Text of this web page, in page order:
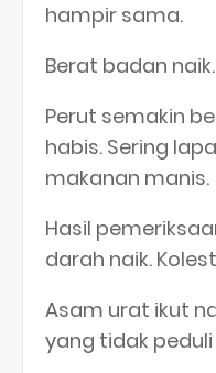
hampir sama.
Berat badan naik.
Perut semakin
habis. Sering
makanan manis.
Hasil
darah naik.
Asam urat ikut
yang tidak